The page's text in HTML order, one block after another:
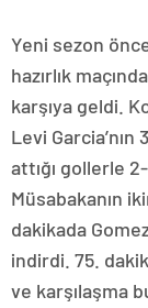
Yeni sezon
hazırlık
karşıya geldi.
Levi Garcia’nın
attığı gollerle
Müsabakanın
dakikada
indirdi. 75.
ve karşılaşma